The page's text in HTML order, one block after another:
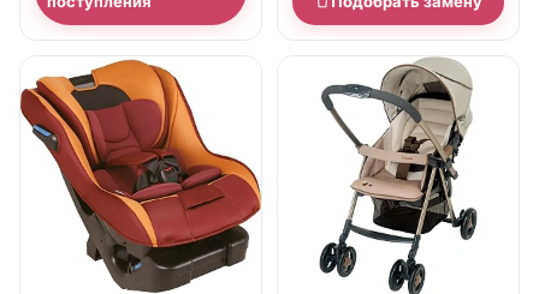
нет в продаже нет в продаже